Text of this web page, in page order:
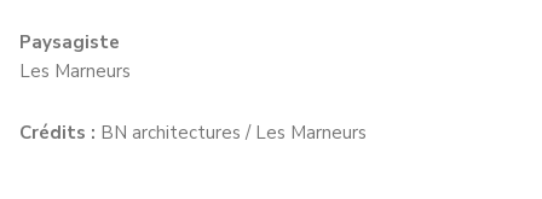
Paysagiste
Les Marneurs
Crédits : BN architectures / Les Marneurs